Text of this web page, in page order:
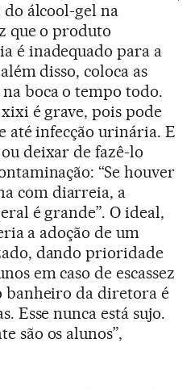
álcool-gel na
que o produto
é inadequado para a
disso, coloca as
boca o tempo todo.
é grave, pois pode
até infecção urinária. E
deixar de fazê-lo
“Se houver
com diarreia, a
é grande”. O ideal,
a adoção de um
dando prioridade
em caso de escassez
banheiro da diretora é
Esse nunca está sujo.
são os alunos”,